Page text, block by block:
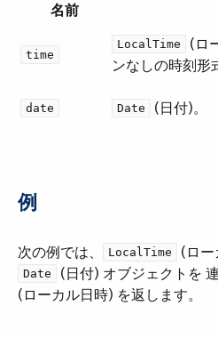
名前
time
LocalTime
(ロ
ンなしの時刻形
date Date ​ (日付)。
例
次の例では、​ LocalTime
(ロ
Date (日付) オブジェクトを
(ローカル日時) を返します。